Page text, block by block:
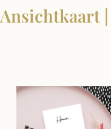
Ansichtkaart